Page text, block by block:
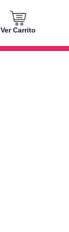
Ver Carrito